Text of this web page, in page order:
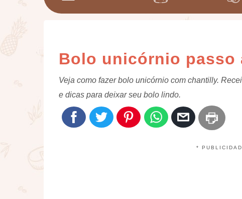
Bolo unicórnio passo
Veja como fazer bolo unicórnio com chantilly.
e dicas para deixar seu bolo lindo.
*